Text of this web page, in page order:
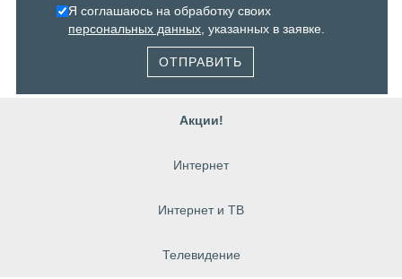
Я соглашаюсь на обработку своих
персональных данных , указанных в заявке.
ОТПРАВИТЬ
Акции!
Интернет
Интернет и ТВ
Телевидение